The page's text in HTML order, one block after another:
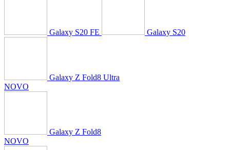
Galaxy S20 FE Galaxy S20
Galaxy Z Fold8 Ultra
NOVO
Galaxy Z Fold8
NOVO